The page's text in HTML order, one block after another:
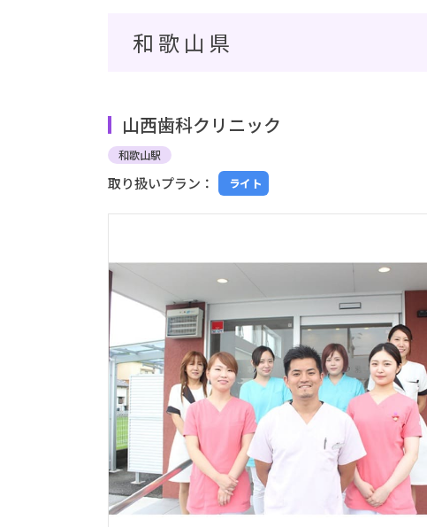
和歌山県
山西歯科クリニック
和歌山駅
取り扱いプラン： ライト